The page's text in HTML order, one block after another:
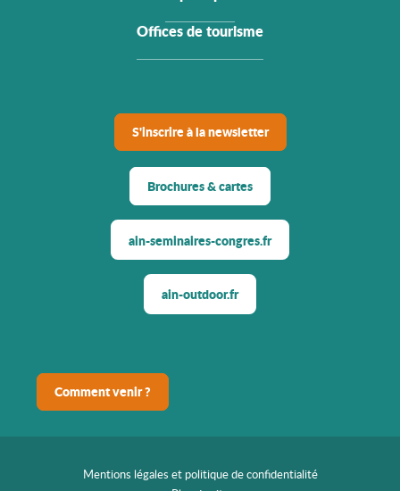
Offices de tourisme
S'inscrire à la newsletter
Brochures & cartes
ain-seminaires-congres.fr
ain-outdoor.fr
Comment venir ?
Mentions légales et politique de confidentialité